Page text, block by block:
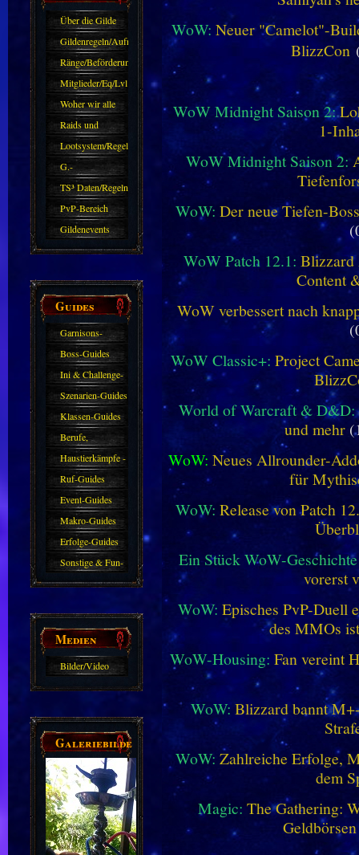
Über die Gilde
(DAW)
Gildenregeln/Aufnahme
Ränge/Beförderungen
Mitglieder/Eq/Lvl
Woher wir alle
kommen.
Raids und
Zubehör
Lootsystem/Regeln
G.-
Sparkasse/Goldleihen
TS³ Daten/Regeln
PvP-Bereich
Gildenevents
Guides
Garnisons-
Guides
Boss-Guides
Ini & Challenge-
Guides
Szenarien-Guides
Klassen-Guides
Berufe,
Farmkarten und
Haustiere
Haustierkämpfe -
Guide
Ruf-Guides
Event-Guides
Makro-Guides
Erfolge-Guides
Sonstige & Fun-
Guides
Medien
Bilder/Video
Galeriebilder
WoW: Neuer "Camelot"-
BlizzCon
WoW Midnight Saison 2:
1-
WoW Midnight Saison 2:
WoW: Der neue Tiefen-
WoW Patch 12.1: Blizzard
Content
WoW verbessert nach
WoW Classic+: Project
World of Warcraft & D&D:
und mehr
WoW: Neues Allrounder-
für
WoW: Release von Patch
Ein Stück WoW-
vorerst
WoW: Episches PvP-Duell
des MMOs
WoW-Housing: Fan vereint
WoW:Blizzard bannt
WoW: Zahlreiche Erfolge,
dem
Magic: The Gathering: